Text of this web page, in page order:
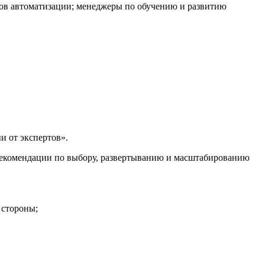
автоматизации; менеджеры по обучению и развитию
от экспертов».
по выбору, развертыванию и масштабированию